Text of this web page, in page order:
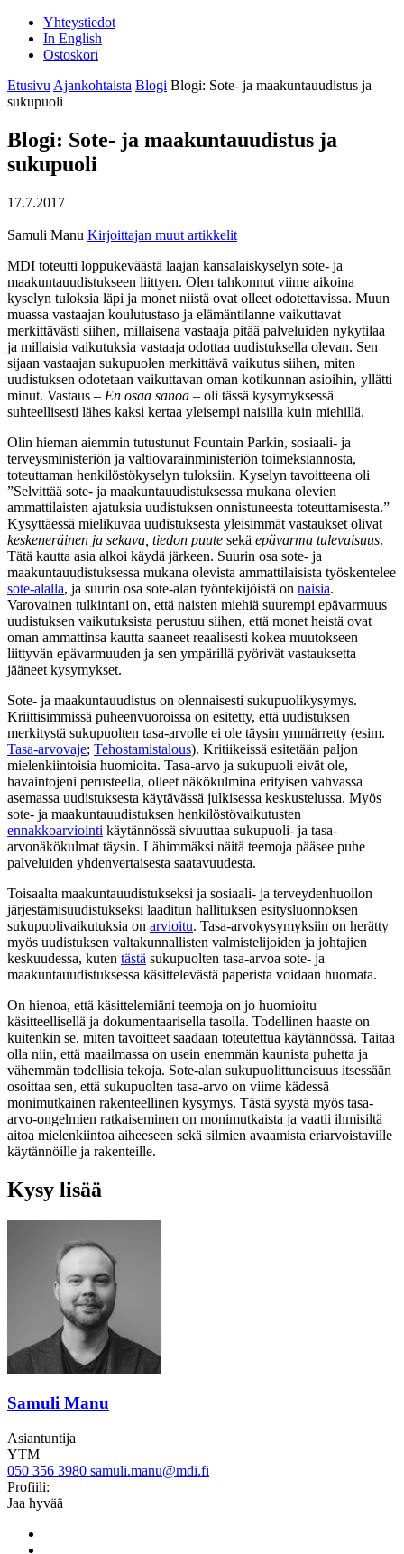
Yhteystiedot
In English
Ostoskori
Etusivu Ajankohtaista Blogi Blogi: Sote- ja maakuntauudistus ja
sukupuoli
Blogi: Sote- ja maakuntauudistus ja
sukupuoli
17.7.2017
Samuli Manu Kirjoittajan muut artikkelit
MDI toteutti loppukeväästä laajan kansalaiskyselyn sote- ja
maakuntauudistukseen liittyen. Olen tahkonnut viime aikoina
kyselyn tuloksia läpi ja monet niistä ovat olleet odotettavissa. Muun
muassa vastaajan koulutustaso ja elämäntilanne vaikuttavat
merkittävästi siihen, millaisena vastaaja pitää palveluiden nykytilaa
ja millaisia vaikutuksia vastaaja odottaa uudistuksella olevan. Sen
sijaan vastaajan sukupuolen merkittävä vaikutus siihen, miten
uudistuksen odotetaan vaikuttavan oman kotikunnan asioihin, yllätti
minut. Vastaus – En osaa sanoa – oli tässä kysymyksessä
suhteellisesti lähes kaksi kertaa yleisempi naisilla kuin miehillä.
Olin hieman aiemmin tutustunut Fountain Parkin, sosiaali- ja
terveysministeriön ja valtiovarainministeriön toimeksiannosta,
toteuttaman henkilöstökyselyn tuloksiin. Kyselyn tavoitteena oli
”Selvittää sote- ja maakuntauudistuksessa mukana olevien
ammattilaisten ajatuksia uudistuksen onnistuneesta toteuttamisesta.”
Kysyttäessä mielikuvaa uudistuksesta yleisimmät vastaukset olivat
keskeneräinen ja sekava, tiedon puute sekä epävarma tulevaisuus.
Tätä kautta asia alkoi käydä järkeen. Suurin osa sote- ja
maakuntauudistuksessa mukana olevista ammattilaisista työskentelee
sote-alalla, ja suurin osa sote-alan työntekijöistä on naisia.
Varovainen tulkintani on, että naisten miehiä suurempi epävarmuus
uudistuksen vaikutuksista perustuu siihen, että monet heistä ovat
oman ammattinsa kautta saaneet reaalisesti kokea muutokseen
liittyvän epävarmuuden ja sen ympärillä pyörivät vastauksetta
jääneet kysymykset.
Sote- ja maakuntauudistus on olennaisesti sukupuolikysymys.
Kriittisimmissä puheenvuoroissa on esitetty, että uudistuksen
merkitystä sukupuolten tasa-arvolle ei ole täysin ymmärretty (esim.
Tasa-arvovaje; Tehostamistalous). Kritiikeissä esitetään paljon
mielenkiintoisia huomioita. Tasa-arvo ja sukupuoli eivät ole,
havaintojeni perusteella, olleet näkökulmina erityisen vahvassa
asemassa uudistuksesta käytävässä julkisessa keskustelussa. Myös
sote- ja maakuntauudistuksen henkilöstövaikutusten
ennakkoarviointi käytännössä sivuuttaa sukupuoli- ja tasa-
arvonäkökulmat täysin. Lähimmäksi näitä teemoja pääsee puhe
palveluiden yhdenvertaisesta saatavuudesta.
Toisaalta maakuntauudistukseksi ja sosiaali- ja terveydenhuollon
järjestämisuudistukseksi laaditun hallituksen esitysluonnoksen
sukupuolivaikutuksia on arvioitu. Tasa-arvokysymyksiin on herätty
myös uudistuksen valtakunnallisten valmistelijoiden ja johtajien
keskuudessa, kuten tästä sukupuolten tasa-arvoa sote- ja
maakuntauudistuksessa käsittelevästä paperista voidaan huomata.
On hienoa, että käsittelemiäni teemoja on jo huomioitu
käsitteellisellä ja dokumentaarisella tasolla. Todellinen haaste on
kuitenkin se, miten tavoitteet saadaan toteutettua käytännössä. Taitaa
olla niin, että maailmassa on usein enemmän kaunista puhetta ja
vähemmän todellisia tekoja. Sote-alan sukupuolittuneisuus itsessään
osoittaa sen, että sukupuolten tasa-arvo on viime kädessä
monimutkainen rakenteellinen kysymys. Tästä syystä myös tasa-
arvo-ongelmien ratkaiseminen on monimutkaista ja vaatii ihmisiltä
aitoa mielenkiintoa aiheeseen sekä silmien avaamista eriarvoistaville
käytännöille ja rakenteille.
Kysy lisää
Samuli Manu
Asiantuntija
YTM
050 356 3980 samuli.manu@mdi.fi
Profiili:
Jaa hyvää